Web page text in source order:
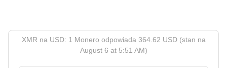
XMR na USD: 1 Monero odpowiada 364.62 USD (stan na
August 6 at 5:51 AM)